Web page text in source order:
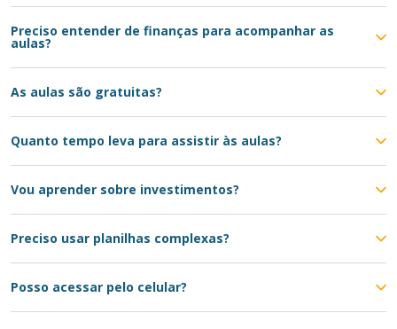
Preciso entender de finanças para acompanhar as
aulas?
As aulas são gratuitas?
Quanto tempo leva para assistir às aulas?
Vou aprender sobre investimentos?
Preciso usar planilhas complexas?
Posso acessar pelo celular?